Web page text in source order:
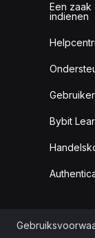
Een
indienen
Bybit